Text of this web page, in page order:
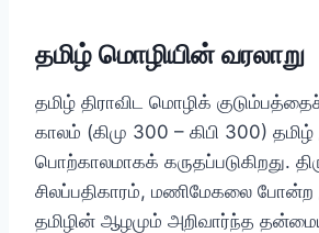
தமிழ் மொழியின் வரலாறு
தமிழ் திராவிட மொழிக்
காலம் (கிமு 300 – கிபி 300)
பொற்காலமாகக் கருதப்படுகிறது.
சிலப்பதிகாரம், மணிமேகலை
தமிழின் ஆழமும் அறிவார்ந்த